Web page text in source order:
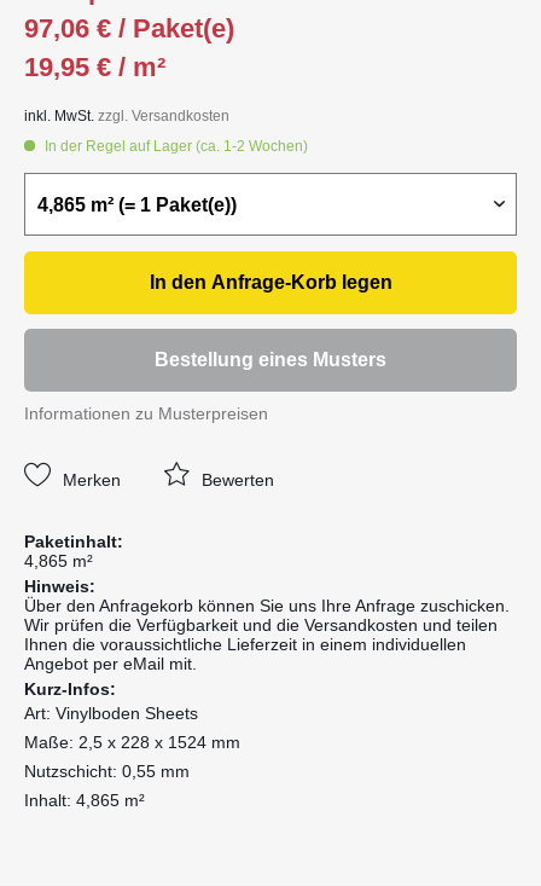
97,06 € / Paket(e)
19,95 € / m²
inkl. MwSt. zzgl. Versandkosten
In der Regel auf Lager (ca. 1-2 Wochen)
In den Anfrage-Korblegen
Bestellung eines Musters
Informationen zu Musterpreisen
Merken Bewerten
Paketinhalt:
4,865 m²
Hinweis:
Über den Anfragekorb können Sie uns Ihre Anfrage zuschicken.
Wir prüfen die Verfügbarkeit und die Versandkosten und teilen
Ihnen die voraussichtliche Lieferzeit in einem individuellen
Angebot per eMail mit.
Kurz-Infos:
Art: Vinylboden Sheets
Maße: 2,5 x 228 x 1524 mm
Nutzschicht: 0,55 mm
Inhalt: 4,865 m²